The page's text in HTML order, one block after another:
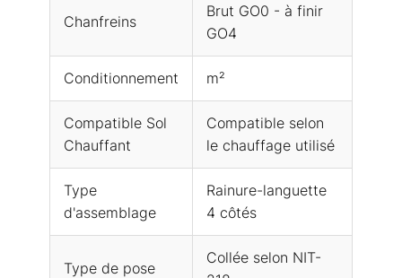
Chanfreins
Brut GO0 - à finir
GO4
Conditionnement m²
Compatible Sol
Chauffant
Compatible selon
le chauffage utilisé
Type
d'assemblage
Rainure-languette
4 côtés
Type de pose
Collée selon NIT-